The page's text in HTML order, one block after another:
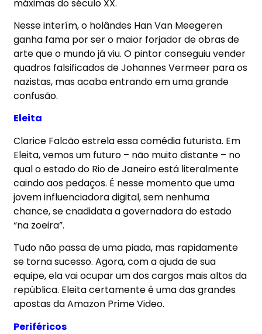
máximas do século XX.
Nesse interím, o holândes Han Van Meegeren
ganha fama por ser o maior forjador de obras de
arte que o mundo já viu. O pintor conseguiu vender
quadros falsificados de Johannes Vermeer para os
nazistas, mas acaba entrando em uma grande
confusão.
Eleita
Clarice Falcão estrela essa comédia futurista. Em
Eleita, vemos um futuro – não muito distante – no
qual o estado do Rio de Janeiro está literalmente
caindo aos pedaços. É nesse momento que uma
jovem influenciadora digital, sem nenhuma
chance, se cnadidata a governadora do estado
“na zoeira”.
Tudo não passa de uma piada, mas rapidamente
se torna sucesso. Agora, com a ajuda de sua
equipe, ela vai ocupar um dos cargos mais altos da
república. Eleita certamente é uma das grandes
apostas daAmazon Prime Video.
Periféricos